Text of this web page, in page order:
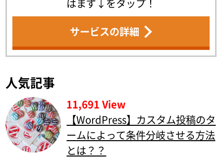
はまず↓をタップ！
サービスの詳細
人気記事
11,691 View
【WordPress】カスタム投稿のタ
ームによって条件分岐させる方法
とは？？